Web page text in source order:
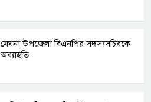
মেঘনা উপজেলা বিএনপির সদস্যসচিবকে
অব্যাহতি